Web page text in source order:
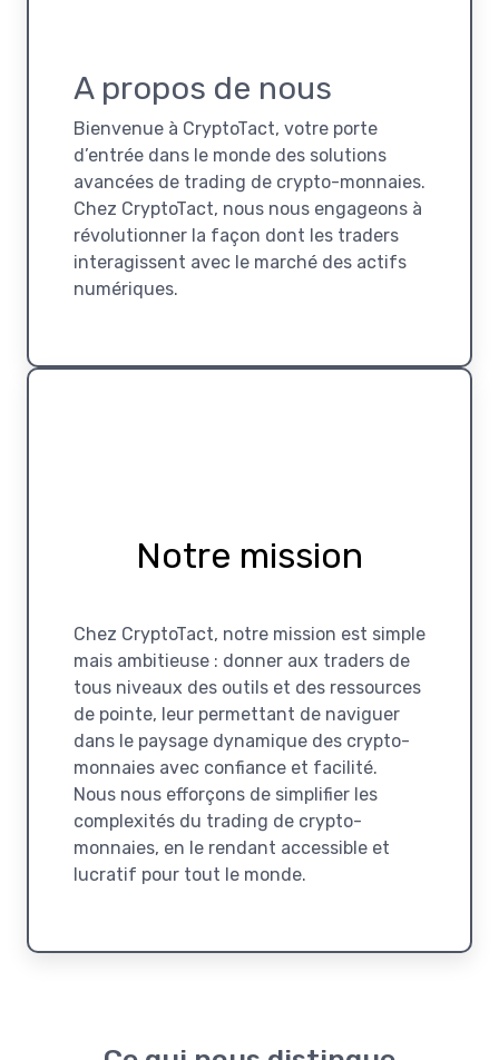
A propos de nous
Bienvenue à CryptoTact, votre porte
d’entrée dans le monde des solutions
avancées de trading de crypto-monnaies.
Chez CryptoTact, nous nous engageons à
révolutionner la façon dont les traders
interagissent avec le marché des actifs
numériques.
Notre mission
Chez CryptoTact, notre mission est simple
mais ambitieuse : donner aux traders de
tous niveaux des outils et des ressources
de pointe, leur permettant de naviguer
dans le paysage dynamique des crypto-
monnaies avec confiance et facilité.
Nous nous efforçons de simplifier les
complexités du trading de crypto-
monnaies, en le rendant accessible et
lucratif pour tout le monde.